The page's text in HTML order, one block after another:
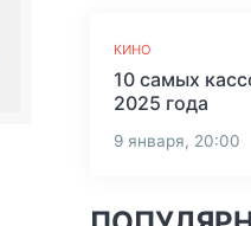
КИНО
10 самых
2025 года
9 января, 20:00